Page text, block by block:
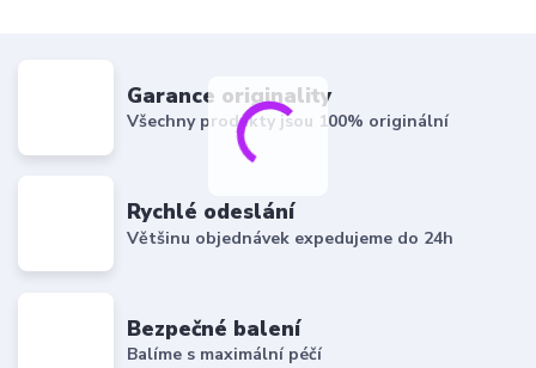
Garance originality
Všechny produkty jsou 100% originální
Rychlé odeslání
Většinu objednávek expedujeme do 24h
Bezpečné balení
Balíme s maximální péčí